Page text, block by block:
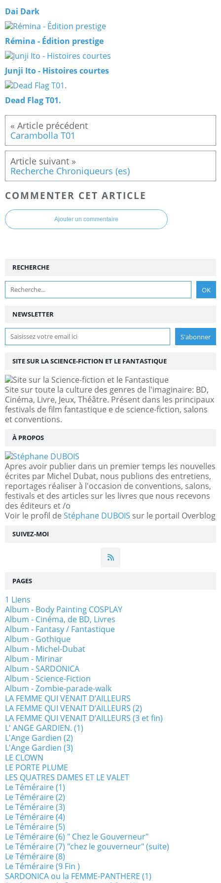
Dai Dark
Rémina - Édition prestige
Junji Ito - Histoires courtes
Dead Flag T01.
Carambolla T01
Recherche Chroniqueurs (es)
COMMENTER CET ARTICLE
Ajouter un commentaire
NEWSLETTER
SUIVEZ-MOI
RECHERCHE
SITE SUR LA SCIENCE-FICTION ET LE FANTASTIQUE
Site sur toute la culture des genres de l'imaginaire: BD,
Cinéma, Livre, Jeux, Théâtre. Présent dans les principaux
festivals de film fantastique e de science-fiction, salons
et conventions.
À PROPOS
Apres avoir publier dans un premier temps les nouvelles
écrites par Michel Dubat, nous publions des entretiens,
reportages réaliser à l'occasion de conventions, salons,
festivals et des articles sur les livres que nous recevons
des éditeurs et /o
Voir le profil de Stéphane DUBOIS sur le portail Overblog
PAGES
1 Liens
Album - Body Painting COSPLAY
Album - Cinéma, de BD, Livres
Album - Fantasy / Fantastique
Album - Gothique
Album - Michel-Dubat
Album - Mirinar
Album - SARDONICA
Album - Science-Fiction
Album - Zombie-parade-walk
LA FEMME QUI VENAIT D’AILLEURS
LA FEMME QUI VENAIT D’AILLEURS (2)
LA FEMME QUI VENAIT D’AILLEURS (3 et fin)
L' ANGE GARDIEN. (1)
L'Ange Gardien (2)
L'Ange Gardien (3)
LE CLOWN
LE PORTE PLUME
LES QUATRES DAMES ET LE VALET
Le Téméraire (1)
Le Téméraire (2)
Le Téméraire (3)
Le Téméraire (4)
Le Téméraire (5)
Le Téméraire (6) " Chez le Gouverneur"
Le Téméraire (7) "chez le gouverneur" (suite)
Le Téméraire (8)
Le Téméraire (9 Fin )
SARDONICA ou la FEMME-PANTHERE (1)